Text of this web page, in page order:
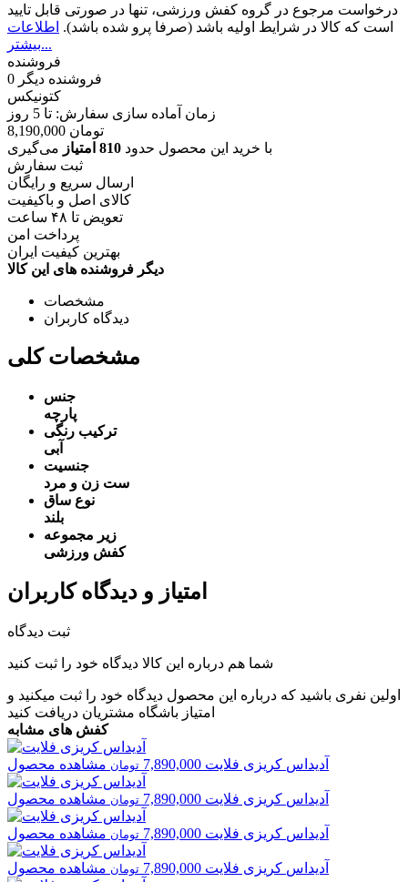
درخواست مرجوع در گروه کفش ورزشی، تنها در صورتی قابل تایید
است که کالا در شرایط اولیه باشد (صرفا پرو شده باشد). اطلاعات
بیشتر...
فروشنده
0 فروشنده دیگر
کتونیکس
زمان آماده سازی سفارش: تا 5 روز
8,190,000 تومان
با خرید این محصول حدود 810 امتیاز
می‌گیری
ثبت سفارش
ارسال سریع و رایگان
کالای اصل و باکیفیت
تعویض تا ۴۸ ساعت
پرداخت امن
بهترین کیفیت ایران
دیگر فروشنده های این کالا
مشخصات
دیدگاه کاربران
مشخصات کلی
جنس
پارچه
ترکیب رنگی
آبی
جنسیت
ست زن و مرد
نوع ساق
بلند
زیر مجموعه
کفش ورزشی
امتیاز و دیدگاه کاربران
ثبت دیدگاه
شما هم درباره این کالا دیدگاه خود را ثبت کنید
اولین نفری باشید که درباره این محصول دیدگاه خود را ثبت میکنید و
امتیاز باشگاه مشتریان دریافت کنید
کفش های مشابه
آدیداس کریزی فلایت 7,890,000 تومان مشاهده محصول
آدیداس کریزی فلایت 7,890,000 تومان مشاهده محصول
آدیداس کریزی فلایت 7,890,000 تومان مشاهده محصول
آدیداس کریزی فلایت 7,890,000 تومان مشاهده محصول